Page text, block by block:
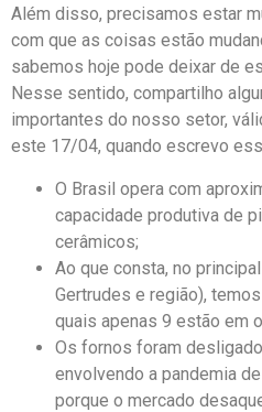
Além disso, precisamos estar
com que as coisas estão
sabemos hoje pode deixar de
Nesse sentido, compartilho
importantes do nosso setor,
este 17/04, quando escrevo
O Brasil opera com
capacidade produtiva de
cerâmicos;
Ao que consta, no
Gertrudes e região),
quais apenas 9 estão em
Os fornos foram
envolvendo a pandemia
porque o mercado